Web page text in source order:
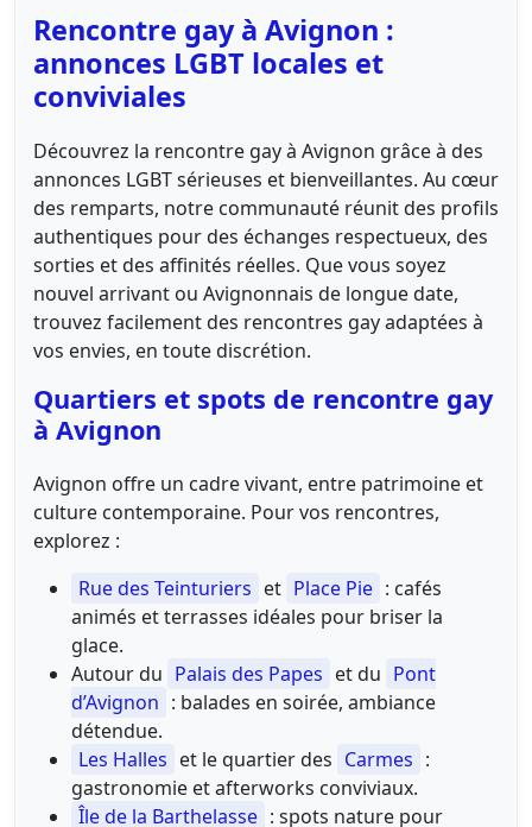
Rencontre gay à Avignon :
annonces LGBT locales et
conviviales
Découvrez la rencontre gay à Avignon grâce à des
annonces LGBT sérieuses et bienveillantes. Au cœur
des remparts, notre communauté réunit des profils
authentiques pour des échanges respectueux, des
sorties et des affinités réelles. Que vous soyez
nouvel arrivant ou Avignonnais de longue date,
trouvez facilement des rencontres gay adaptées à
vos envies, en toute discrétion.
Quartiers et spots de rencontre gay
à Avignon
Avignon offre un cadre vivant, entre patrimoine et
culture contemporaine. Pour vos rencontres,
explorez :
Rue des Teinturiers et Place Pie : cafés
animés et terrasses idéales pour briser la
glace.
Autour du Palais des Papes et du Pont
d’Avignon : balades en soirée, ambiance
détendue.
Les Halles et le quartier des Carmes :
gastronomie et afterworks conviviaux.
Île de la Barthelasse : spots nature pour